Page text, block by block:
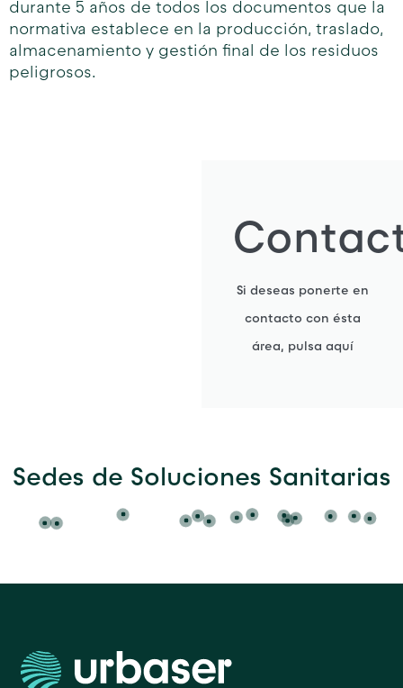
durante 5 años de todos los documentos que la
normativa establece en la producción, traslado,
almacenamiento y gestión final de los residuos
peligrosos.
Si deseas ponerte en
contacto con ésta
área, pulsa aquí
Sedes de Soluciones Sanitarias